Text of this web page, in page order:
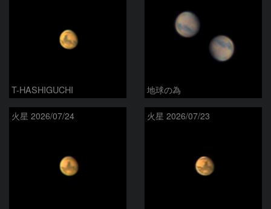
T-HASHIGUCHI 地球の為
火星 2026/07/24 火星 2026/07/23